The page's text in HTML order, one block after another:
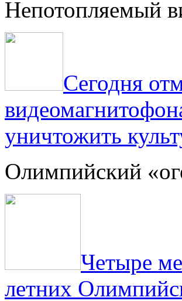
Непотопляемый
Сегодня
уничтожить
Олимпийский
Четыре
летних